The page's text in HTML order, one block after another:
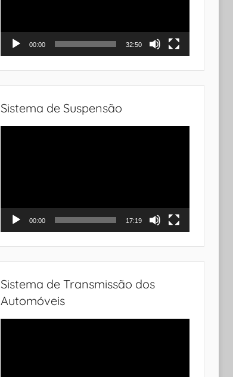
00:00 32:50
Sistema de Suspensão
00:00 17:19
Sistema de Transmissão dos
Automóveis